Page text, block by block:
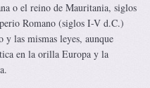
o el reino de Mauritania, siglos
Romano (siglos I-V d.C.)
y las mismas leyes, aunque
en la orilla Europa y la